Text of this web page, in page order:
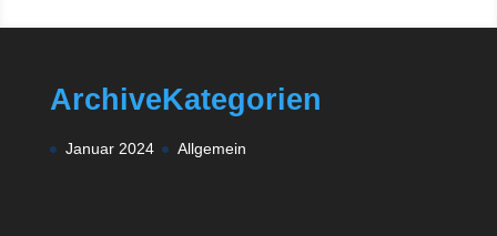
Archive
Januar 2024
Kategorien
Allgemein